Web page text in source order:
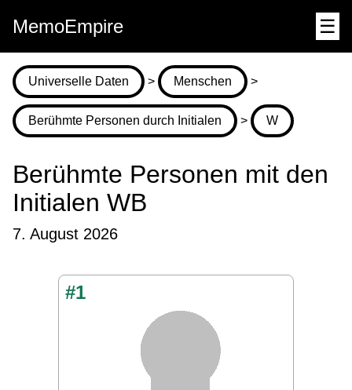
MemoEmpire ☰
Universelle Daten > Menschen >
Berühmte Personen durch Initialen > W
Berühmte Personen mit den
Initialen WB
7. August 2026
#1